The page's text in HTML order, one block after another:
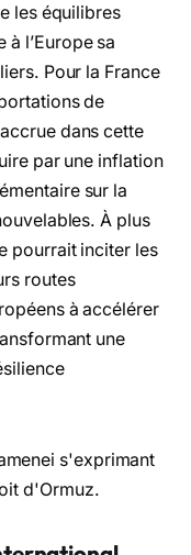
les équilibres
l’Europe sa
Pour la France
de
dans cette
par une inflation
sur la
À plus
pourrait inciter les
routes
à accélérer
une